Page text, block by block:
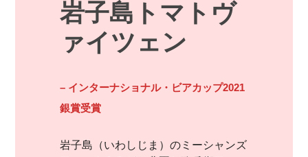
岩子島トマトヴ
ァイツェン
– インターナショナル・ビアカップ2021
銀賞受賞
岩子島（いわしじま）のミーシャンズ